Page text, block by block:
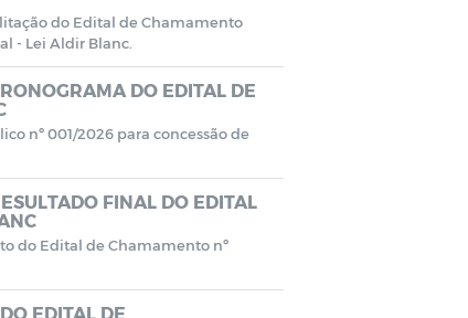
do Edital de Chamamento
- Lei Aldir Blanc.
DO EDITAL DE
nº 001/2026 para concessão de
FINAL DO EDITAL
do Edital de Chamamento nº
EDITAL DE